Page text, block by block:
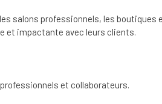
salons professionnels, les
et impactante avec leurs clients.
et collaborateurs.